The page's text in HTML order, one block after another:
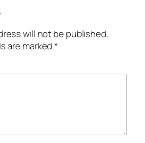
will not be published.
are marked*